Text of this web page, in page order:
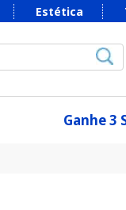
Estética
Ganhe 3